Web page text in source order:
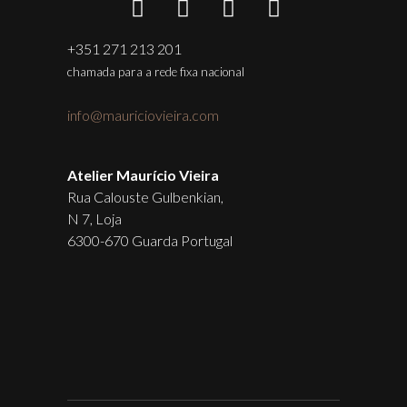
+351 271 213 201
chamada para a rede fixa nacional
info@mauriciovieira.com
Atelier Maurício Vieira
Rua Calouste Gulbenkian,
N 7, Loja
6300-670 Guarda Portugal